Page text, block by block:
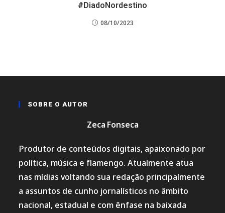
#DiadoNordestino
08/10/2023
SOBRE O AUTOR
Zeca Fonseca
Produtor de conteúdos digitais, apaixonado por
política, música e flamengo. Atualmente atua
nas mídias voltando sua redação principalmente
a assuntos de cunho jornalísticos no âmbito
nacional, estadual e com ênfase na baixada